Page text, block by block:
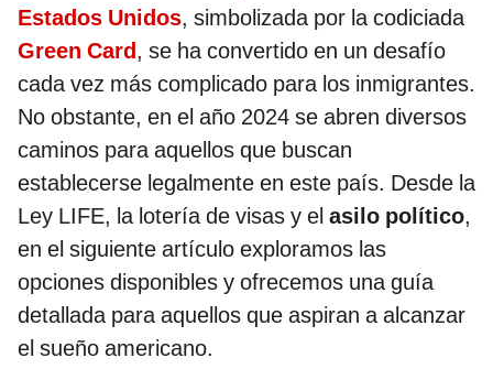
Estados Unidos, simbolizada por la codiciada
Green Card, se ha convertido en un desafío
cada vez más complicado para los inmigrantes.
No obstante, en el año 2024 se abren diversos
caminos para aquellos que buscan
establecerse legalmente en este país. Desde la
Ley LIFE, la lotería de visas y el asilo político,
en el siguiente artículo exploramos las
opciones disponibles y ofrecemos una guía
detallada para aquellos que aspiran a alcanzar
el sueño americano.